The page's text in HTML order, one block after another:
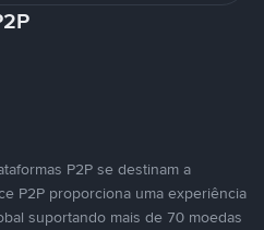
P2P se destinam a
P2P proporciona uma experiência
suportando mais de 70 moedas